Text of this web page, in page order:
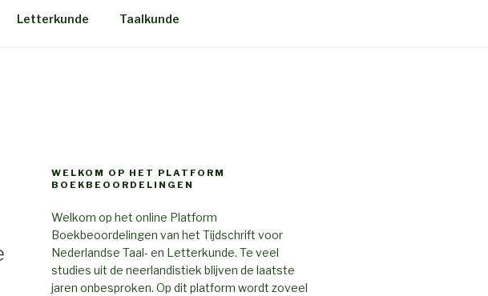
Letterkunde Taalkunde
WELKOM OP HET PLATFORM
BOEKBEOORDELINGEN
Welkom op het online Platform
Boekbeoordelingen van het Tijdschrift voor
Nederlandse Taal- en Letterkunde. Te veel
studies uit de neerlandistiek blijven de laatste
jaren onbesproken. Op dit platform wordt zoveel